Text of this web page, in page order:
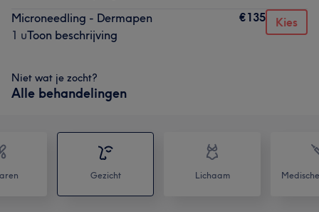
Microneedling - Dermapen
1 uToon beschrijving
€135 Kies
Niet wat je zocht?
Alle behandelingen
Gezicht Lichaam